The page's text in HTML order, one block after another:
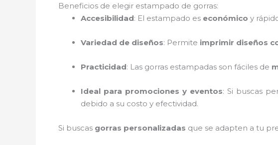
Beneficios de elegir estampado de gorras:
Accesibilidad: El estampado es económico y
Variedad de diseños: Permite imprimir diseños
Practicidad: Las gorras estampadas son fáciles de
Ideal para promociones y eventos: Si buscas
debido a su costo y efectividad.
Si buscas gorras personalizadas que se adapten a tu